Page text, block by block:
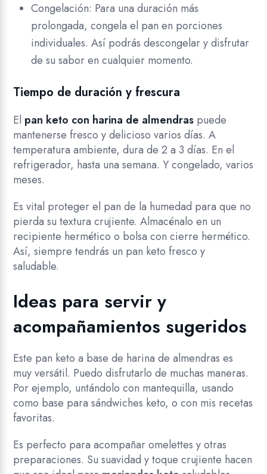
Congelación: Para una duración más
prolongada, congela el pan en porciones
individuales. Así podrás descongelar y disfrutar
de su sabor en cualquier momento.
Tiempo de duración y frescura
El pan keto con harina de almendras puede
mantenerse fresco y delicioso varios días. A
temperatura ambiente, dura de 2 a 3 días. En el
refrigerador, hasta una semana. Y congelado, varios
meses.
Es vital proteger el pan de la humedad para que no
pierda su textura crujiente. Almacénalo en un
recipiente hermético o bolsa con cierre hermético.
Así, siempre tendrás un pan keto fresco y
saludable.
Ideas para servir y
acompañamientos sugeridos
Este pan keto a base de harina de almendras es
muy versátil. Puedo disfrutarlo de muchas maneras.
Por ejemplo, untándolo con mantequilla, usando
como base para sándwiches keto, o con mis recetas
favoritas.
Es perfecto para acompañar omelettes y otras
preparaciones. Su suavidad y toque crujiente hacen